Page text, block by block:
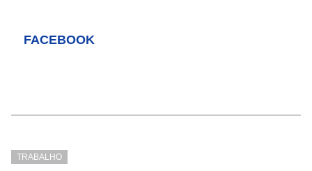
FACEBOOK
TRABALHO